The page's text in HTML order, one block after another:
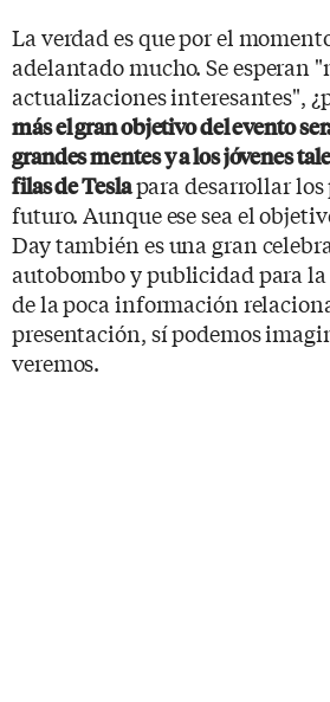
La verdad es que por el
adelantado mucho. Se esperan
actualizaciones interesantes",
más el gran objetivo del evento
grandes mentes y a los jóvenes
filas de Teslapara desarrollar los
futuro. Aunque ese sea el
Day también es una gran
autobombo y publicidad para
de la poca información
presentación, sí podemos
veremos.